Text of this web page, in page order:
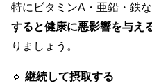
特にビタミンA・亜鉛・鉄
すると健康に悪影響を与え
りましょう。
🔹 継続して摂取する